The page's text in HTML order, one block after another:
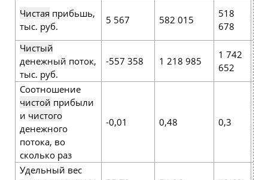
Чистая прибьшь,
тыс. руб.
5 567 582 015
518
678
Чистый
денежный поток,
тыс. руб.
-557 358 1 218 985
1 742
652
Соотношение
чистой прибыли
и чистого
денежного
потока, во
сколько раз
-0,01 0,48 0,3
Удельный вес